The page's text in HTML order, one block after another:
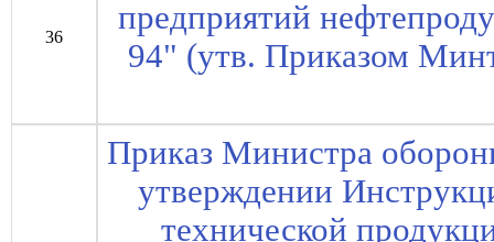
36
предприятий
94" (утв. Приказом
Приказ Министра
утверждении
технической